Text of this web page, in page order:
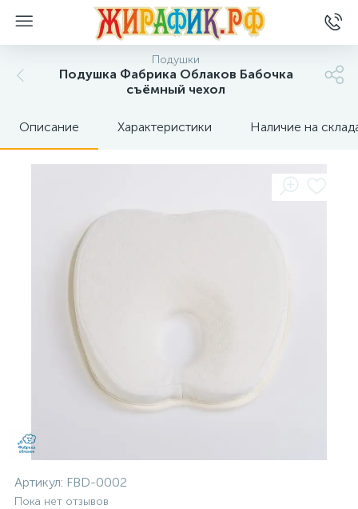
Подушки
Подушка Фабрика Облаков Бабочка
съёмный чехол
Описание Характеристики Наличие на
Артикул: FBD-0002
Пока нет отзывов